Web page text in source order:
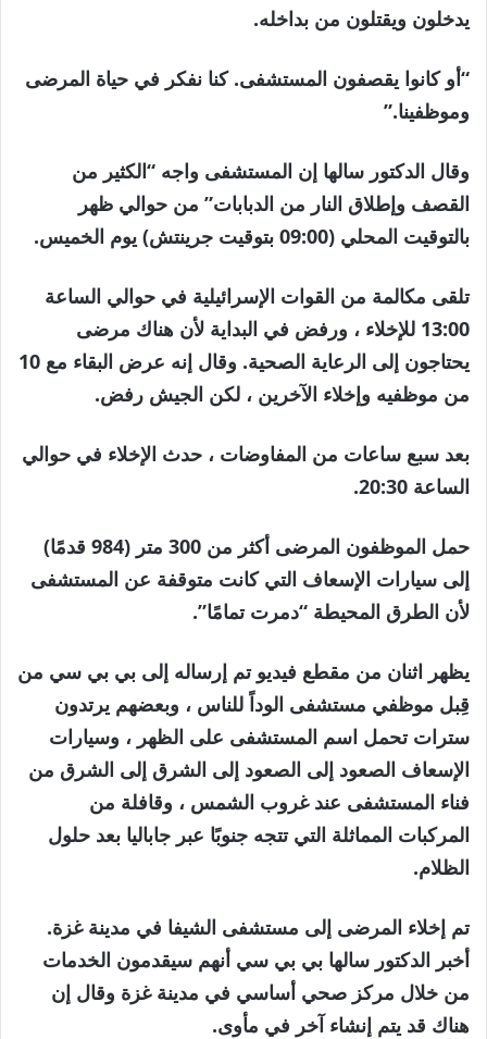
يدخلون ويقتلون من بداخله.
“أو كانوا يقصفون المستشفى. كنا نفكر في حياة المرضى
وموظفينا.”
وقال الدكتور سالها إن المستشفى واجه “الكثير من
القصف وإطلاق النار من الدبابات” من حوالي ظهر
بالتوقيت المحلي (09:00 بتوقيت جرينتش) يوم الخميس.
تلقى مكالمة من القوات الإسرائيلية في حوالي الساعة
13:00 للإخلاء ، ورفض في البداية لأن هناك مرضى
يحتاجون إلى الرعاية الصحية. وقال إنه عرض البقاء مع 10
من موظفيه وإخلاء الآخرين ، لكن الجيش رفض.
بعد سبع ساعات من المفاوضات ، حدث الإخلاء في حوالي
الساعة 20:30.
حمل الموظفون المرضى أكثر من 300 متر (984 قدمًا)
إلى سيارات الإسعاف التي كانت متوقفة عن المستشفى
لأن الطرق المحيطة “دمرت تمامًا”.
يظهر اثنان من مقطع فيديو تم إرساله إلى بي بي سي من
قِبل موظفي مستشفى الوداً للناس ، وبعضهم يرتدون
سترات تحمل اسم المستشفى على الظهر ، وسيارات
الإسعاف الصعود إلى الصعود إلى الشرق إلى الشرق من
فناء المستشفى عند غروب الشمس ، وقافلة من
المركبات المماثلة التي تتجه جنوبًا عبر جاباليا بعد حلول
الظلام.
تم إخلاء المرضى إلى مستشفى الشيفا في مدينة غزة.
أخبر الدكتور سالها بي بي سي أنهم سيقدمون الخدمات
من خلال مركز صحي أساسي في مدينة غزة وقال إن
هناك قد يتم إنشاء آخر في مأوى.